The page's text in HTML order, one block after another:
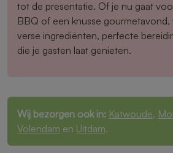
tot de presentatie. Of je nu gaat
BBQ of een knusse
verse ingrediënten, perfecte
die je gasten laat genieten.
Wij bezorgen ook in: Katwoude,
Volendam en Uitdam.